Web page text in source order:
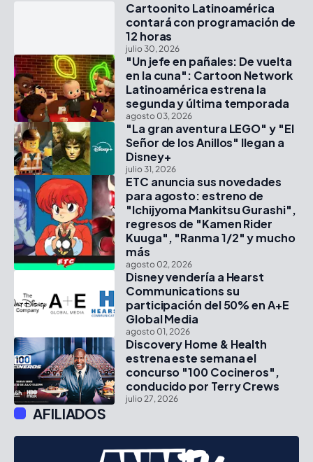
Cartoonito Latinoamérica
contará con programación de
12 horas
julio 30, 2026
"Un jefe en pañales: De vuelta
en la cuna": Cartoon Network
Latinoamérica estrena la
segunda y última temporada
agosto 03, 2026
"La gran aventura LEGO" y "El
Señor de los Anillos" llegan a
Disney+
julio 31, 2026
ETC anuncia sus novedades
para agosto: estreno de
"Ichijyoma Mankitsu Gurashi",
regresos de "Kamen Rider
Kuuga", "Ranma 1/2" y mucho
más
agosto 02, 2026
Disney vendería a Hearst
Communications su
participación del 50% en A+E
Global Media
agosto 01, 2026
Discovery Home & Health
estrena este semana el
concurso "100 Cocineros",
conducido por Terry Crews
julio 27, 2026
AFILIADOS